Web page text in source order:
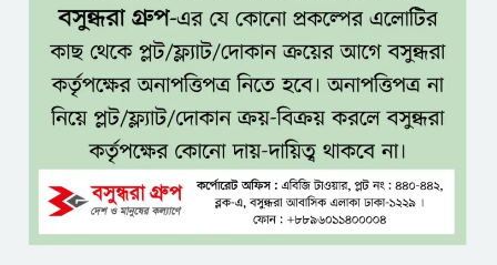
‘অপপ্রচারের’ নিন্দা পুলিশের, গুজবে
কান না দেওয়ার আহ্বান
শেখ হাসিনার দিল্লির সংবাদ
সম্মেলনের সঙ্গে ভারত সরকারের
সম্পৃক্ততা নেই: জয়সোয়াল
টাঙ্গাইলে নিহত ১৪ বাস-মিনিবাস
মালিকের পরিবারকে আর্থিক অনুদান